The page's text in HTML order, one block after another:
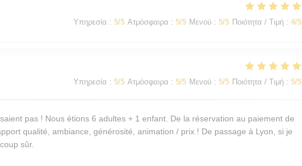
Υπηρεσία : 5/5 Ατμόσφαιρα : 5/5 Μενού : 5/5 Ποιότητα / Τιμή : 4/5
Υπηρεσία : 5/5 Ατμόσφαιρα : 5/5 Μενού : 5/5 Ποιότητα / Τιμή : 5/5
pas ! Nous étions 6 adultes + 1 enfant. De la réservation au paiement de
qualité, ambiance, générosité, animation / prix ! De passage à Lyon, si je
sûr.